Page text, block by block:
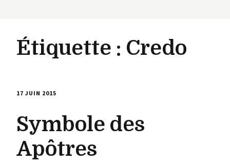
Étiquette : Credo
17 JUIN 2015
Symbole des
Apôtres